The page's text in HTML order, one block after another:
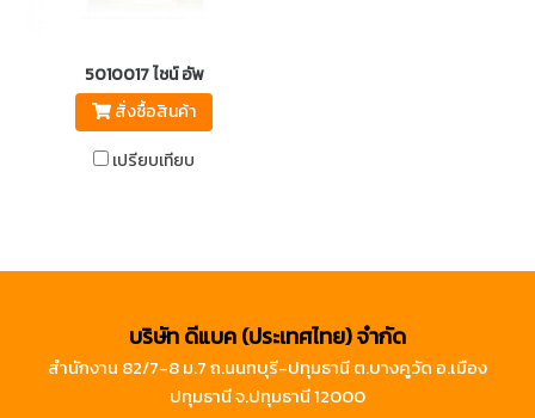
5010017 ไชน์ อัพ
สั่งซื้อสินค้า
เปรียบเทียบ
บริษัท ดีแบค (ประเทศไทย) จำกัด
สำนักงาน 82/7-8 ม.7 ถ.นนทบุรี-ปทุมธานี ต.บางคูวัด อ.เมือง
ปทุมธานี จ.ปทุมธานี 12000